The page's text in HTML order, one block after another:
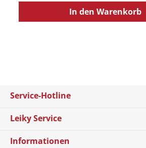
In den Warenkorb
Service-Hotline
Leiky Service
Informationen